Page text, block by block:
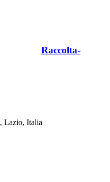
Raccolta-
Lazio, Italia